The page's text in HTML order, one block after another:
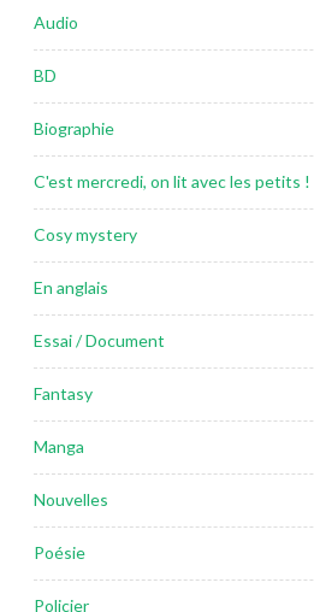
Audio
BD
Biographie
C'est mercredi, on lit avec les petits !
Cosy mystery
En anglais
Essai / Document
Fantasy
Manga
Nouvelles
Poésie
Policier